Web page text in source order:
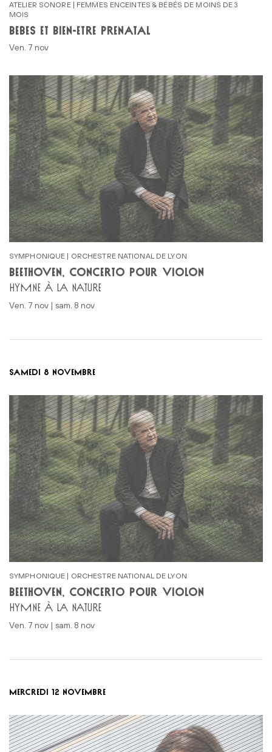
ATELIER SONORE | FEMMES ENCEINTES & BÉBÉS DE MOINS DE 3
MOIS
BÉBÉS ET BIEN-ÊTRE PRÉNATAL
ven. 7 nov
SYMPHONIQUE | ORCHESTRE NATIONAL DE LYON
BEETHOVEN, CONCERTO POUR VIOLON
HYMNE À LA NATURE
ven. 7 nov | sam. 8 nov
SAMEDI 8 NOVEMBRE
SYMPHONIQUE | ORCHESTRE NATIONAL DE LYON
BEETHOVEN, CONCERTO POUR VIOLON
HYMNE À LA NATURE
ven. 7 nov | sam. 8 nov
MERCREDI 12 NOVEMBRE